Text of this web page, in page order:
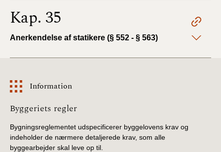
Kap. 35
Anerkendelse af statikere (§ 552 - § 563)
Information
Information
Byggeriets regler
Bygningsreglementet udspecificerer byggelovens krav og
indeholder de nærmere detaljerede krav, som alle
byggearbejder skal leve op til.